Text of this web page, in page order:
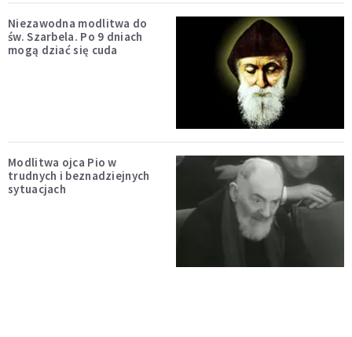
Niezawodna modlitwa do
św. Szarbela. Po 9 dniach
mogą dziać się cuda
Modlitwa ojca Pio w
trudnych i beznadziejnych
sytuacjach